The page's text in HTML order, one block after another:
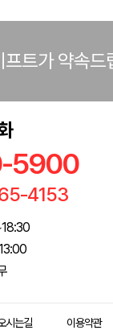
트가 약속드
5900
4153
시는길 이용약관